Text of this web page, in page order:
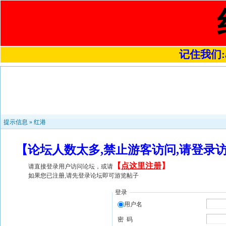
记住我们
提示信息 » 红港
【论坛人数太多,禁止游客访问,请登
请直接登录用户访问论坛，或请 【 点这里注册】
如果您已注册,请先登录论坛即可游览帖子
登录
用户名
密 码